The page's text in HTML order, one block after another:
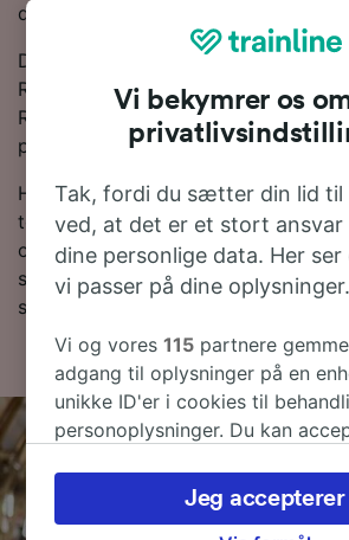
denne rute.
Du kan spare penge på togbilletter
Rapallo, hvis du bestiller i forvejen.
Rejseplanlægger øverst på siden for
priser og få de billigste billetter.
Hvis du vil vide mere om rejsen, så
togplaner og,-tips til, hvordan du
og ofte stillede spørgsmål,
sidste togtider. Vil du direkte til
søgning med os i dag!
Vi bekymrer os
Tak, fordi du sætter din lid til
ved, at det er et stort
dine personlige data. Her
vi passer på dine oplysninger.
Vi og vores115 partnere
adgang til oplysninger på en
unikke ID'er i cookies til
personoplysninger. Du kan
herunder din ret til at gøre
legitim interesse bruges, eller
Jeg accepterer